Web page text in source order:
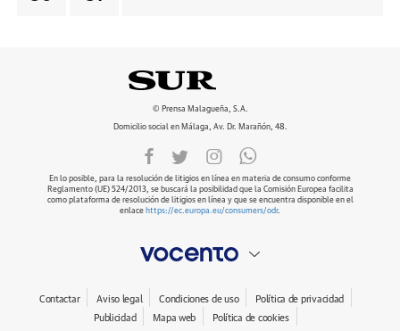
© Prensa Malagueña, S.A.
Domicilio social en Málaga, Av. Dr. Marañón, 48.
En lo posible, para la resolución de litigios en línea en materia de consumo conforme
Reglamento (UE) 524/2013, se buscará la posibilidad que la Comisión Europea facilita
como plataforma de resolución de litigios en línea y que se encuentra disponible en el
enlace https://ec.europa.eu/consumers/odr.
Contactar Aviso legal Condiciones de uso
Política de privacidad
Publicidad
Mapa web Política de cookies